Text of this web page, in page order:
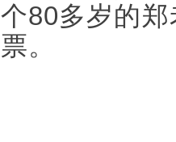
个80多岁的
票。